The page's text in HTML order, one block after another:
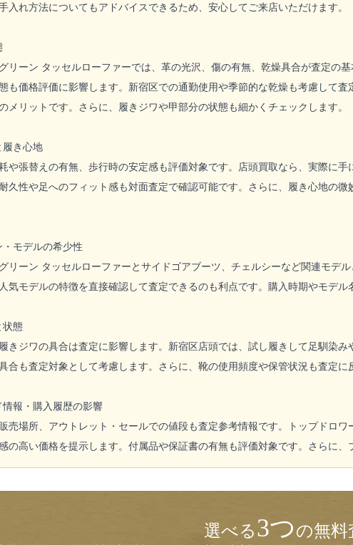
入れ方法についてもアドバイスできるため、安心してご来店いただけます。
リーン タッセルローファーでは、革の光沢、傷の有無、乾燥具合が査定の
も価格評価に影響します。新宿区での通勤使用や季節的な乾燥も考慮して
メリットです。さらに、履きジワや甲部分の状態も細かくチェックします。
履き心地
や張替えの有無、歩行時の安定感も評価対象です。店頭買取なら、実際に
久性や足へのフィット感も対面査定で確認可能です。さらに、履き心地の
モデルの希少性
リーン タッセルローファーとサイドゴアブーツ、チェルシーなど関連モデ
気モデルの特徴を直接確認して査定できるのも利点です。購入時期やモデル
状態
きジワの具合は査定に影響します。新宿区店頭では、試し履きして足馴染
合も査定対象として考慮します。さらに、靴の使用頻度や保管状況も査定に
情報・購入履歴の影響
売場所、アウトレット・セールでの値段も査定参考情報です。トップドロ
の高い価格を提示します。付属品や保証書の有無も評価対象です。さらに、
選べる3つの無料